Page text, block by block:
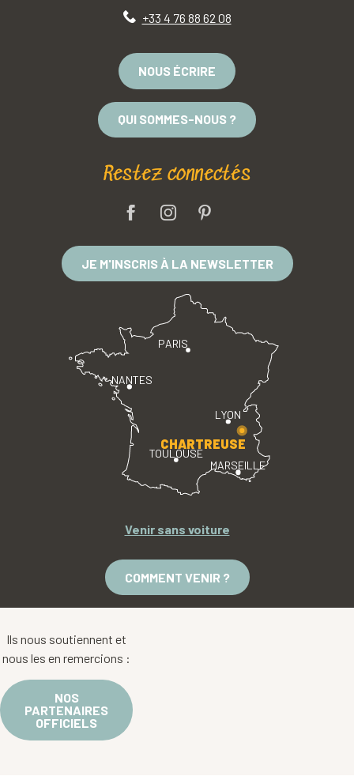
+33 4 76 88 62 08
NOUS ÉCRIRE
QUI SOMMES-NOUS ?
Restez connectés
JE M'INSCRIS À LA NEWSLETTER
PARIS
LYON
TOULOUSE
MARSEILLE
NANTES
CHARTREUSE
Venir sans voiture
COMMENT VENIR ?
Ils nous soutiennent et
nous les en remercions :
NOS
PARTENAIRES
OFFICIELS